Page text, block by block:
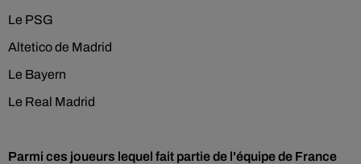
Le PSG
Altetico de Madrid
Le Bayern
Le Real Madrid
Parmi ces joueurs lequel fait partie de l'équipe de France